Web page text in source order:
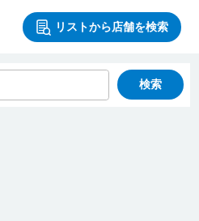
リストから店舗を検索
検索